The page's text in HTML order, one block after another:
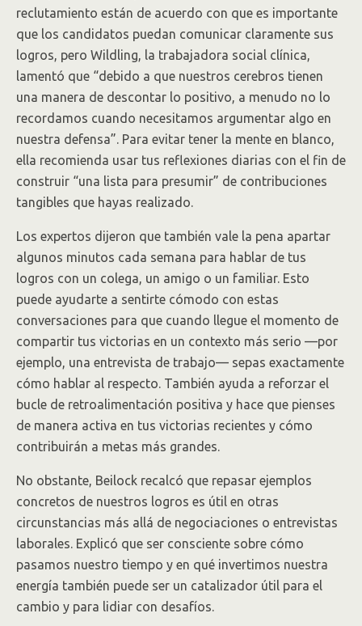
reclutamiento están de acuerdo con que es importante
que los candidatos puedan comunicar claramente sus
logros, pero Wildling, la trabajadora social clínica,
lamentó que “debido a que nuestros cerebros tienen
una manera de descontar lo positivo, a menudo no lo
recordamos cuando necesitamos argumentar algo en
nuestra defensa”. Para evitar tener la mente en blanco,
ella recomienda usar tus reflexiones diarias con el fin de
construir “una lista para presumir” de contribuciones
tangibles que hayas realizado.
Los expertos dijeron que también vale la pena apartar
algunos minutos cada semana para hablar de tus
logros con un colega, un amigo o un familiar. Esto
puede ayudarte a sentirte cómodo con estas
conversaciones para que cuando llegue el momento de
compartir tus victorias en un contexto más serio —por
ejemplo, una entrevista de trabajo— sepas exactamente
cómo hablar al respecto. También ayuda a reforzar el
bucle de retroalimentación positiva y hace que pienses
de manera activa en tus victorias recientes y cómo
contribuirán a metas más grandes.
No obstante, Beilock recalcó que repasar ejemplos
concretos de nuestros logros es útil en otras
circunstancias más allá de negociaciones o entrevistas
laborales. Explicó que ser consciente sobre cómo
pasamos nuestro tiempo y en qué invertimos nuestra
energía también puede ser un catalizador útil para el
cambio y para lidiar con desafíos.